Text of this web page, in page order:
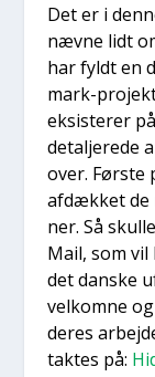
Det er i
næv­ne lidt
har fyldt en
mark-
eksi­ste­rer
detal­je­re­de
over.
afdæk­ket de
ner. Så
Mail, som
det dan­ske
vel­kom­ne
deres
tak­tes på: